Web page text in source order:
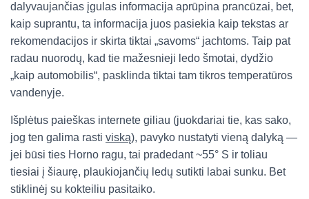
dalyvaujančias įgulas informacija aprūpina prancūzai, bet,
kaip suprantu, ta informacija juos pasiekia kaip tekstas ar
rekomendacijos ir skirta tiktai „savoms“ jachtoms. Taip pat
radau nuorodų, kad tie mažesnieji ledo šmotai, dydžio
„kaip automobilis“, pasklinda tiktai tam tikros temperatūros
vandenyje.
Išplėtus paieškas internete giliau (juokdariai tie, kas sako,
jog ten galima rasti viską), pavyko nustatyti vieną dalyką —
jei būsi ties Horno ragu, tai pradedant ~55° S ir toliau
tiesiai į šiaurę, plaukiojančių ledų sutikti labai sunku. Bet
stiklinėj su kokteiliu pasitaiko.